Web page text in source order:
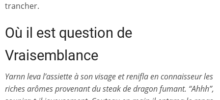
trancher.
Où il est question de
Vraisemblance
Yarnn leva l’assiette à son visage et renifla en connaisseur les
riches arômes provenant du steak de dragon fumant. “Ahhh”,